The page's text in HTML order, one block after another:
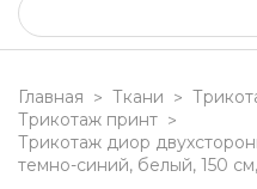
Главная > Ткани >
Трикотаж принт >
трикотаж диор двухсторонний бордюр "цветы" d801,
темно-синий, белый, 150